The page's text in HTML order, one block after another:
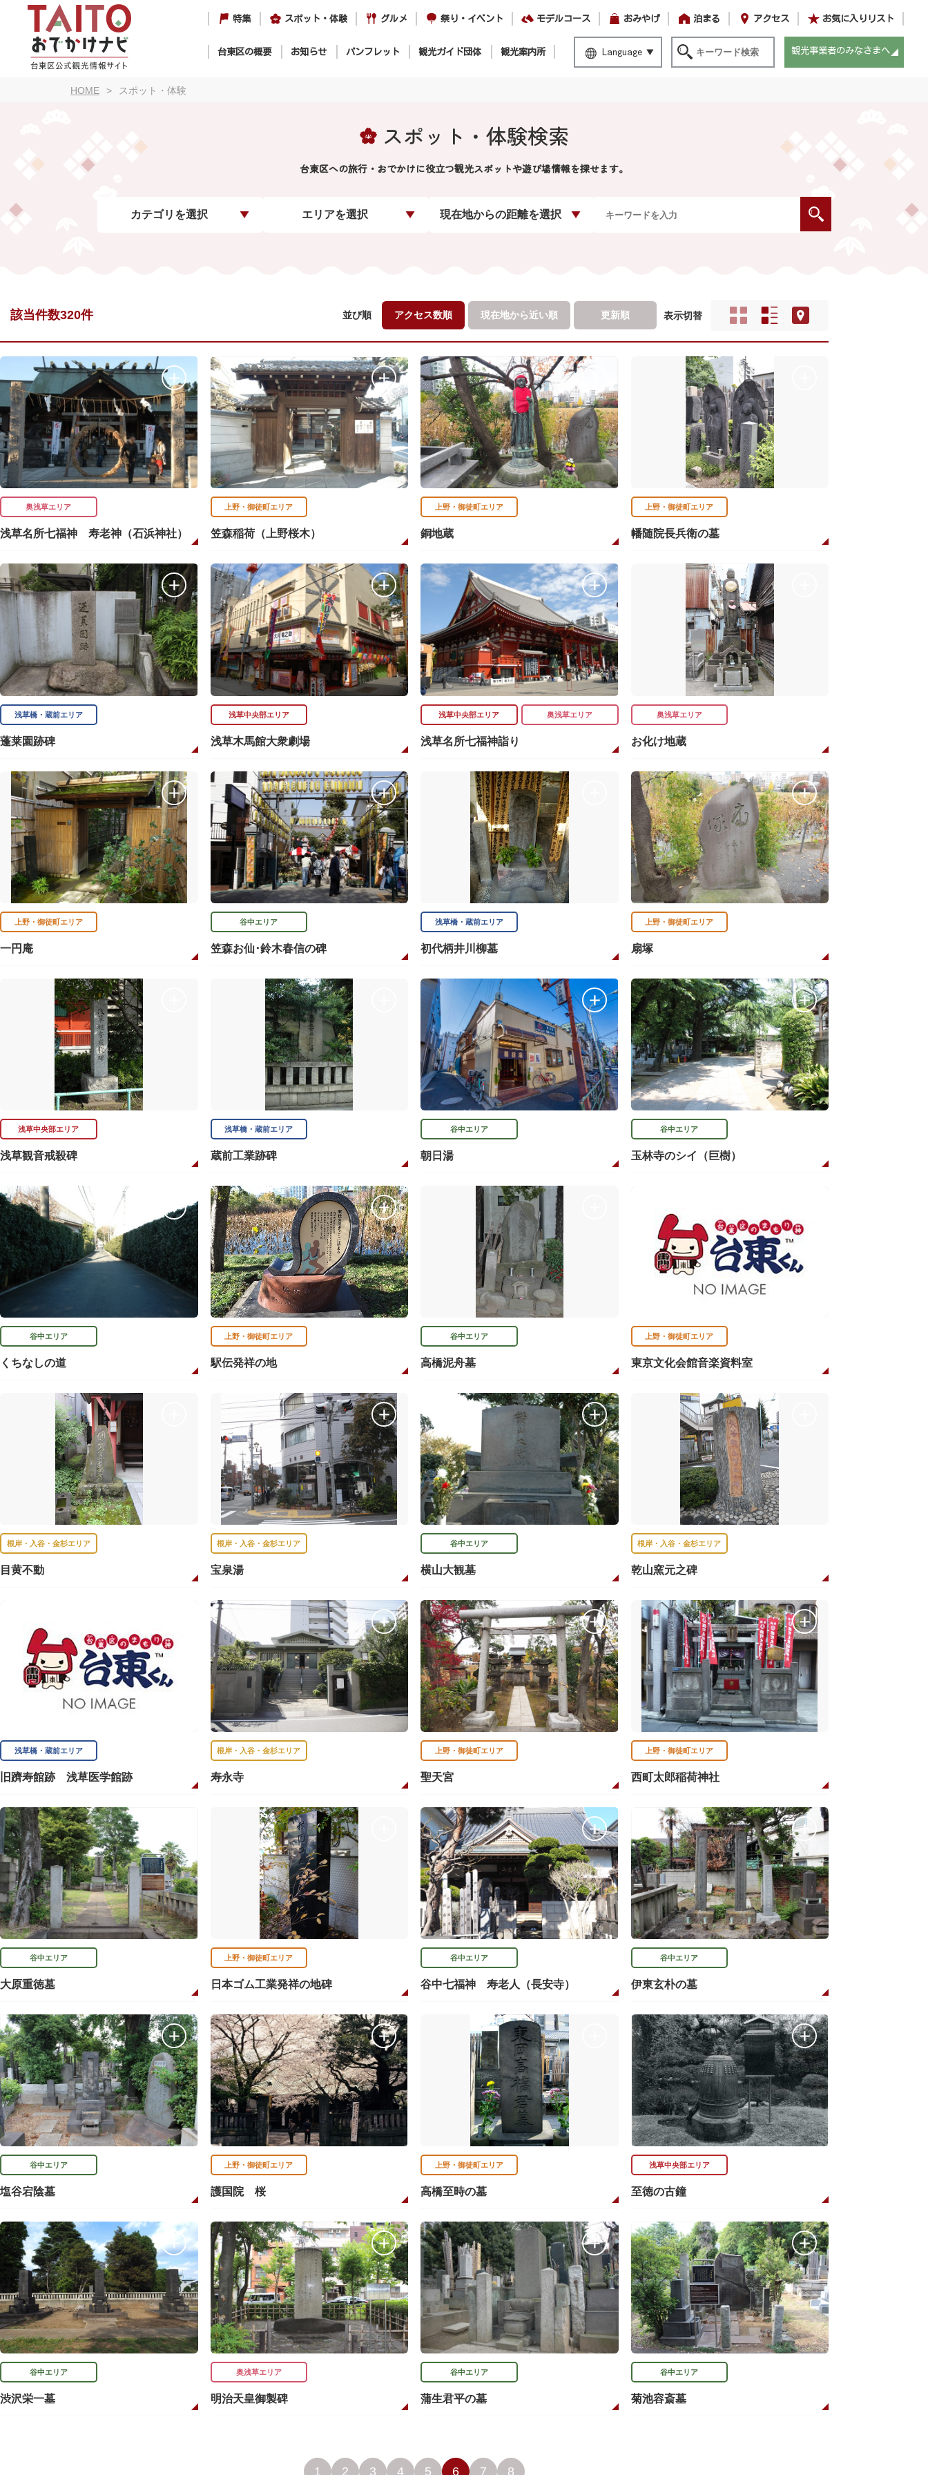
特集 スポット・体験 グルメ 祭り・イベント モデルコース おみやげ 泊まる アクセス お気に入りリスト
台東区の概要 お知らせ パンフレット 観光ガイド団体 観光案内所 Language 観光事業者のみなさまへ
HOME スポット・体験
スポット・体験検索
台東区への旅行・おでかけに役立つ観光スポットや遊び場情報を探せます。
カテゴリを選択 エリアを選択 現在地からの距離を選択
該当件数320件 並び順 アクセス数順 現在地から近い順 更新順 表示切替
奥浅草エリア
浅草名所七福神 寿老神（石浜神社）
上野・御徒町エリア
笠森稲荷（上野桜木）
上野・御徒町エリア
銅地蔵
上野・御徒町エリア
幡随院長兵衛の墓
浅草橋・蔵前エリア
蓬莱園跡碑
浅草中央部エリア
浅草木馬館大衆劇場
浅草中央部エリア 奥浅草エリア
浅草名所七福神詣り
奥浅草エリア
お化け地蔵
上野・御徒町エリア
一円庵
谷中エリア
笠森お仙･鈴木春信の碑
浅草橋・蔵前エリア
初代柄井川柳墓
上野・御徒町エリア
扇塚
浅草中央部エリア
浅草観音戒殺碑
浅草橋・蔵前エリア
蔵前工業跡碑
谷中エリア
朝日湯
谷中エリア
玉林寺のシイ（巨樹）
谷中エリア
くちなしの道
上野・御徒町エリア
駅伝発祥の地
谷中エリア
高橋泥舟墓
上野・御徒町エリア
東京文化会館音楽資料室
根岸・入谷・金杉エリア
目黄不動
根岸・入谷・金杉エリア
宝泉湯
谷中エリア
横山大観墓
根岸・入谷・金杉エリア
乾山窯元之碑
浅草橋・蔵前エリア
旧躋寿館跡 浅草医学館跡
根岸・入谷・金杉エリア
寿永寺
上野・御徒町エリア
聖天宮
上野・御徒町エリア
西町太郎稲荷神社
谷中エリア
大原重徳墓
上野・御徒町エリア
日本ゴム工業発祥の地碑
谷中エリア
谷中七福神 寿老人（長安寺）
谷中エリア
伊東玄朴の墓
谷中エリア
塩谷宕陰墓
上野・御徒町エリア
護国院 桜
上野・御徒町エリア
高橋至時の墓
浅草中央部エリア
至徳の古鐘
谷中エリア
渋沢栄一墓
奥浅草エリア
明治天皇御製碑
谷中エリア
蒲生君平の墓
谷中エリア
菊池容斎墓
1 2 3 4 5 6 7 8